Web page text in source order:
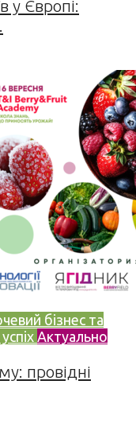
у Європі:
бізнес та
Актуально
провідні